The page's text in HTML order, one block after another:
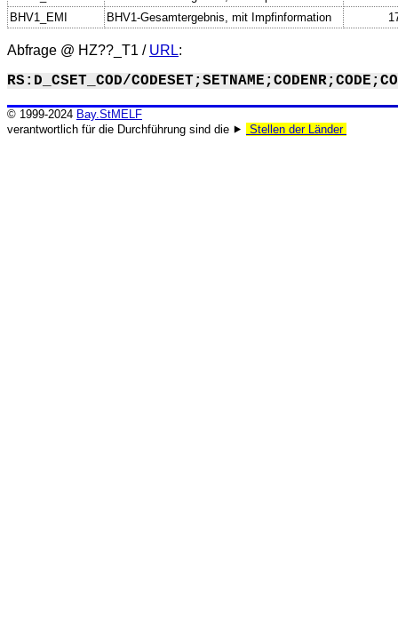
BHV1_EMI
BHV1-Gesamtergebnis, mit Impfinformation
Abfrage @ HZ??_T1 / URL:
RS:D_CSET_COD/
© 1999-2024 Bay.StMELF
verantwortlich für die Durchführung sind die ⯈
Stellen der Länder